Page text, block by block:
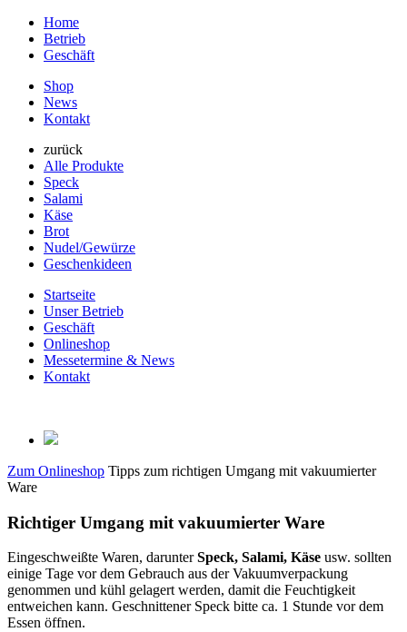
Home
Betrieb
Geschäft
Shop
News
Kontakt
zurück
Alle Produkte
Speck
Salami
Käse
Brot
Nudel/Gewürze
Geschenkideen
Startseite
Unser Betrieb
Geschäft
Onlineshop
Messetermine & News
Kontakt
Zum Onlineshop Tipps zum richtigen Umgang mit vakuumierter
Ware
Richtiger Umgang mit vakuumierter Ware
Eingeschweißte Waren, darunterSpeck, Salami, Käse usw. sollten
einige Tage vor dem Gebrauch aus der Vakuumverpackung
genommen und kühl gelagert werden, damit die Feuchtigkeit
entweichen kann. Geschnittener Speck bitte ca. 1 Stunde vor dem
Essen öffnen.